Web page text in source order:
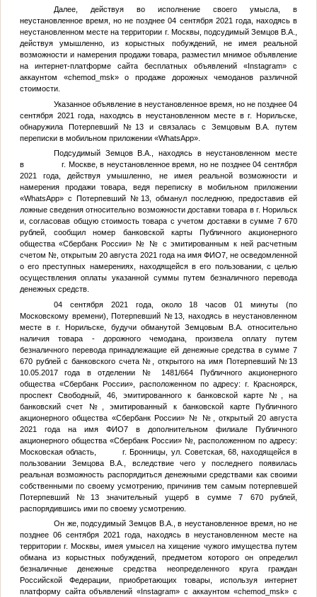
Далее, действуя во исполнение своего умысла, в
неустановленное время, но не позднее 04 сентября 2021 года, находясь в
неустановленном месте на территории г. Москвы, подсудимый Земцов В.А.
действуя умышленно, из корыстных побуждений, не имея реальной
возможности и намерения продажи товара, разместил мнимое объявление
на интернет-платформе сайта бесплатных объявлений «Instagram» с
аккаунтом «chemod_msk» о продаже дорожных чемоданов различной
стоимости.
Указанное объявление в неустановленное время, но не позднее 04
сентября 2021 года, находясь в неустановленном месте в г. Норильске,
обнаружила Потерпевший №13 и связалась с Земцовым В.А.
путем
переписки в мобильном приложении «WhatsApp».
Подсудимый Земцов В.А.
, находясь в неустановленном месте
в г. Москве, в неустановленное время, но не позднее 04 сентября
2021 года, действуя умышленно, не имея реальной возможности и
намерения продажи товара, ведя переписку в мобильном приложении
«WhatsApp» с
Потерпевший №13 , обманул последнюю, предоставив ей
ложные сведения относительно возможности доставки товара в г. Норильск
и, согласовав общую стоимость товара с учетом доставки в сумме 7 670
рублей, сообщил номер банковской карты Публичного акционерного
общества «Сбербанк России» № № с эмитированным к ней расчетным
счетом № , открытым 20 августа 2021 года на имя ФИО7, не осведомленной
о его преступных намерениях, находящейся в его пользовании, с целью
осуществления оплаты указанной суммы путем безналичного перевода
денежных средств.
04 сентября 2021 года, около 18 часов 01 минуты (по
Московскому времени),Потерпевший №13, находясь в неустановленном
месте в г. Норильске, будучи обманутойЗемцовым В.А.
относительно
наличия товара - дорожного чемодана, произвела оплату путем
безналичного перевода принадлежащие ей денежные средства в сумме 7
670 рублей с банковского счета № , открытого на имя Потерпевший №13
10.05.2017 года в отделении № 1481/664 Публичного акционерного
общества «Сбербанк России», расположенном по адресу: г. Красноярск,
проспект Свободный, 46, эмитированного к банковской карте №
, на
банковский счет №
, эмитированный к банковской карте Публичного
акционерного общества «Сбербанк России» № №
, открытый 20 августа
2021 года на имя ФИО7 в дополнительном филиале Публичного
акционерного общества «Сбербанк России» № , расположенном по адресу:
Московская область, г. Бронницы, ул. Советская, 68, находящейся в
пользовании Земцова В.А.
, вследствие чего у последнего появилась
реальная возможность распорядиться денежными средствами как своими
собственными по своему усмотрению, причинив тем самым потерпевшей
Потерпевший №13значительный ущерб в сумме 7 670 рублей,
распорядившись ими по своему усмотрению.
Он же, подсудимый Земцов В.А., в неустановленное время, но не
позднее 06 сентября 2021 года, находясь в неустановленном месте на
территории г. Москвы, имея умысел на хищение чужого имущества путем
обмана из корыстных побуждений, предметом которого он определил
безналичные денежные средства неопределенного круга граждан
Российской Федерации, приобретающих товары, используя интернет
платформу сайта объявлений «Instagram» с аккаунтом «chemod_msk» с